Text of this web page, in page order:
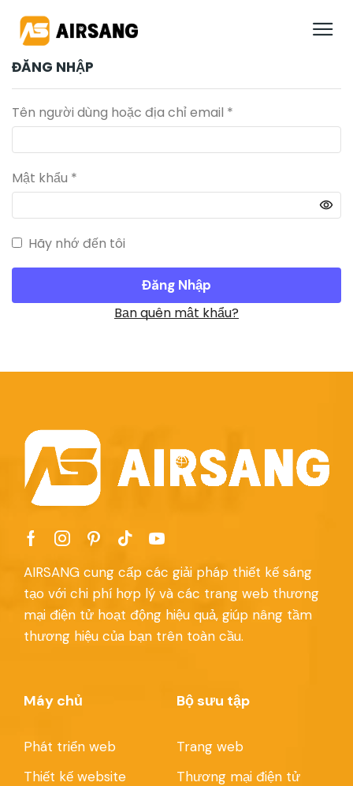
ĐĂNG NHẬP
Tên người dùng hoặc địa chỉ email *
Mật khẩu *
Hãy nhớ đến tôi
Đăng Nhập
Bạn quên mật khẩu?
AIRSANG cung cấp các giải pháp thiết kế sáng
tạo với chi phí hợp lý và các trang web thương
mại điện tử hoạt động hiệu quả, giúp nâng tầm
thương hiệu của bạn trên toàn cầu.
Máy chủ
Phát triển web
Thiết kế website
Bộ sưu tập
Trang web
Thương mại điện tử